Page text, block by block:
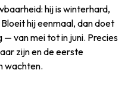
hij is winterhard,
hij eenmaal, dan doet
— van mei tot in juni. Precies
zijn en de eerste
wachten.